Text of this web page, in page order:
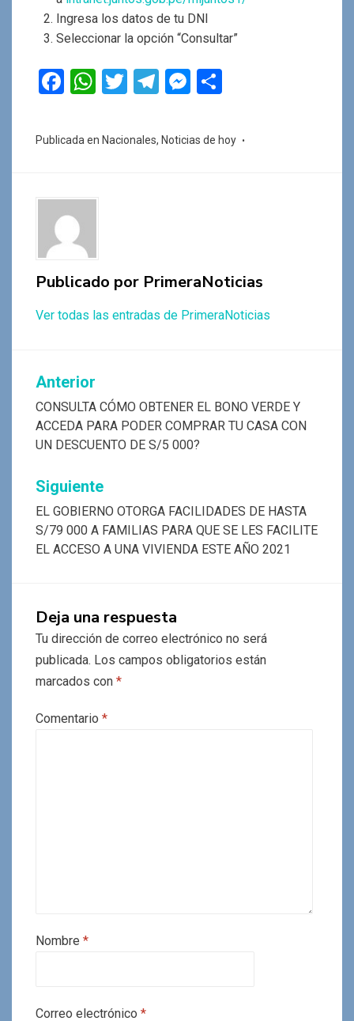
Ingresa los datos de tu DNI
Seleccionar la opción “Consultar”
F
ce
o
k
W
at
p
T
tt
T
e
M
se m
Publicada en Nacionales, Noticias de hoy
Publicado por PrimeraNoticias
Ver todas las entradas de PrimeraNoticias
Navegación
de
entradas
Anterior
CONSULTA CÓMO OBTENER EL BONO VERDE Y
ACCEDA PARA PODER COMPRAR TU CASA CON
UN DESCUENTO DE S/5 000?
Siguiente
EL GOBIERNO OTORGA FACILIDADES DE HASTA
S/79 000 A FAMILIAS PARA QUE SE LES FACILITE
EL ACCESO A UNA VIVIENDA ESTE AÑO 2021
Deja una respuesta
Tu dirección de correo electrónico no será
publicada. Los campos obligatorios están
marcados con *
Comentario *
Nombre *
Correo electrónico *